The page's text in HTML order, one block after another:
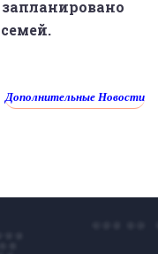
Дополнительные Новости